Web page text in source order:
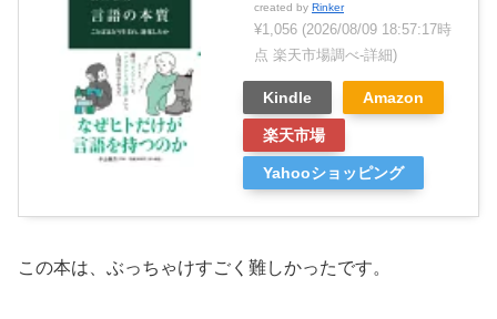
created by Rinker
¥1,056 (2026/08/09 18:57:17時
点 楽天市場調べ-詳細)
Kindle Amazon
楽天市場
Yahooショッピング
この本は、ぶっちゃけすごく難しかったです。